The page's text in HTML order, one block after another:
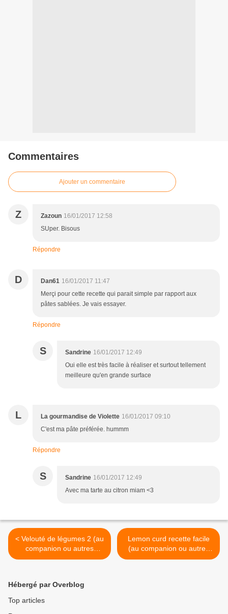
Commentaires
Ajouter un commentaire
Z Zazoun 16/01/2017 12:58
SUper. Bisous
Répondre
D Dan61 16/01/2017 11:47
Merçi pour cette recette qui parait simple par rapport aux
pâtes sablées. Je vais essayer.
Répondre
S Sandrine 16/01/2017 12:49
Oui elle est très facile à réaliser et surtout tellement
meilleure qu'en grande surface
L La gourmandise de Violette 16/01/2017 09:10
C'est ma pâte préférée. hummm
Répondre
S Sandrine 16/01/2017 12:49
Avec ma tarte au citron miam <3
< Velouté de légumes 2 (au
companion ou autres
robots)
Lemon curd recette facile
(au companion ou autres
robots) >
Hébergé par Overblog
Top articles